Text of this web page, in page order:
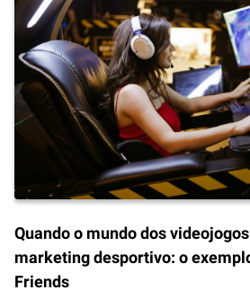
Quando o mundo dos
marketing desportivo: o
Friends